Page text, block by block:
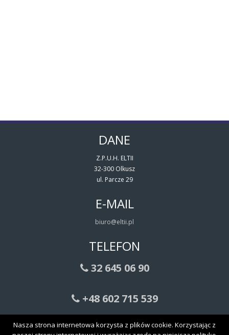
DANE
Z.P.U.H. ELTII
32-300 Olkusz
ul. Parcze 29
E-MAIL
biuro@eltii.pl
TELEFON
32 645 06 90
+48 602 715 539
Transformatory sieciowe, toroidalne
Nasza strona internetowa korzysta z plików cookie. Korzystając z